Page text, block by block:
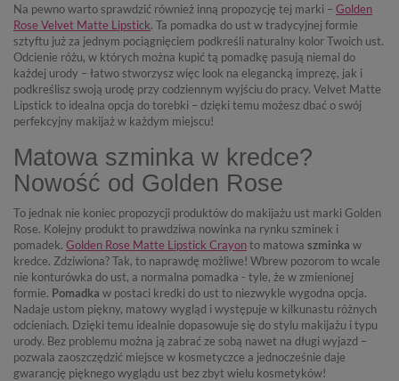
Na pewno warto sprawdzić również inną propozycję tej marki – Golden
Rose Velvet Matte Lipstick. Ta pomadka do ust w tradycyjnej formie
sztyftu już za jednym pociągnięciem podkreśli naturalny kolor Twoich ust.
Odcienie różu, w których można kupić tą pomadkę pasują niemal do
każdej urody – łatwo stworzysz więc look na elegancką imprezę, jak i
podkreślisz swoją urodę przy codziennym wyjściu do pracy. Velvet Matte
Lipstick to idealna opcja do torebki – dzięki temu możesz dbać o swój
perfekcyjny makijaż w każdym miejscu!
Matowa szminka w kredce?
Nowość od Golden Rose
To jednak nie koniec propozycji produktów do makijażu ust marki Golden
Rose. Kolejny produkt to prawdziwa nowinka na rynku szminek i
pomadek. Golden Rose Matte Lipstick Crayonto matowa szminka w
kredce. Zdziwiona? Tak, to naprawdę możliwe! Wbrew pozorom to wcale
nie konturówka do ust, a normalna pomadka - tyle, że w zmienionej
formie. Pomadka w postaci kredki do ust to niezwykle wygodna opcja.
Nadaje ustom piękny, matowy wygląd i występuje w kilkunastu różnych
odcieniach. Dzięki temu idealnie dopasowuje się do stylu makijażu i typu
urody. Bez problemu można ją zabrać ze sobą nawet na długi wyjazd –
pozwala zaoszczędzić miejsce w kosmetyczce a jednocześnie daje
gwarancję pięknego wyglądu ust bez zbyt wielu kosmetyków!